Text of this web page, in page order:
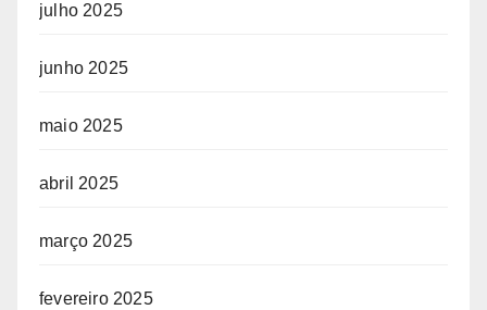
julho 2025
junho 2025
maio 2025
abril 2025
março 2025
fevereiro 2025